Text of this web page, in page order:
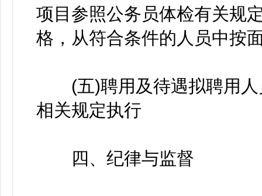
项目参照公务员体检有关规
格，从符合条件的人员中按
(五)聘用及待遇拟聘用人
相关规定执行
四、纪律与监督